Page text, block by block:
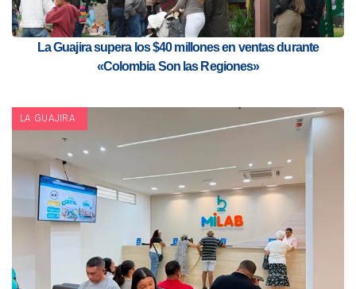
La Guajira supera los $40 millones en ventas durante
«Colombia Son las Regiones»
LA GUAJIRA